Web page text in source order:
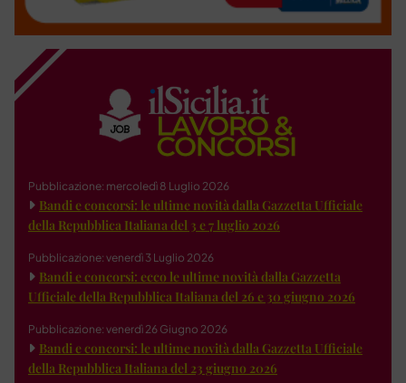
Pubblicazione: mercoledì 8 Luglio 2026
Bandi e concorsi: le ultime novità dalla Gazzetta Ufficiale
della Repubblica Italiana del 3 e 7 luglio 2026
Pubblicazione: venerdì 3 Luglio 2026
Bandi e concorsi: ecco le ultime novità dalla Gazzetta
Ufficiale della Repubblica Italiana del 26 e 30 giugno 2026
Pubblicazione: venerdì 26 Giugno 2026
Bandi e concorsi: le ultime novità dalla Gazzetta Ufficiale
della Repubblica Italiana del 23 giugno 2026